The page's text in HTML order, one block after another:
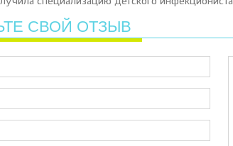
СВОЙ ОТЗЫВ